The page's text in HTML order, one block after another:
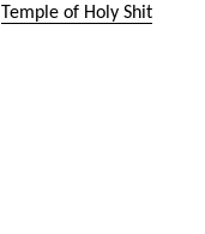
Temple of Holy Shit